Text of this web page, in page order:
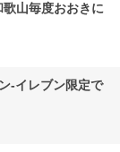
山毎度おおきに
‐イレブン限定で